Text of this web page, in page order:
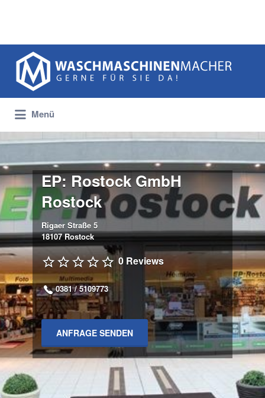
Suchen
nach:
Menü
EP: Rostock GmbH
Rostock
Rigaer Straße 5
18107 Rostock
0 Reviews
0381 / 5109773
ANFRAGE SENDEN